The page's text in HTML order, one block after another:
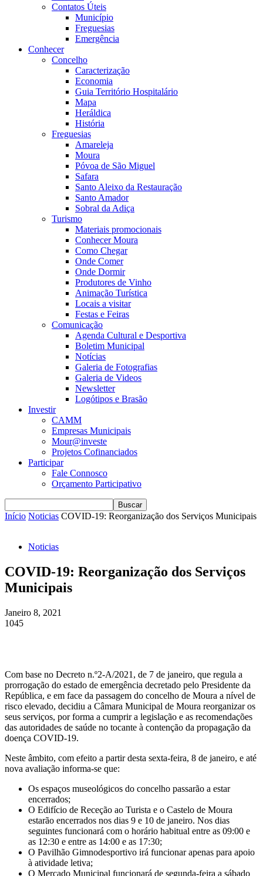
Contatos Úteis
Município
Freguesias
Emergência
Conhecer
Concelho
Caracterização
Economia
Guia Território Hospitalário
Mapa
Heráldica
História
Freguesias
Amareleja
Moura
Póvoa de São Miguel
Safara
Santo Aleixo da Restauração
Santo Amador
Sobral da Adiça
Turismo
Materiais promocionais
Conhecer Moura
Como Chegar
Onde Comer
Onde Dormir
Produtores de Vinho
Animação Turística
Locais a visitar
Festas e Feiras
Comunicação
Agenda Cultural e Desportiva
Boletim Municipal
Notícias
Galeria de Fotografias
Galeria de Videos
Newsletter
Logótipos e Brasão
Investir
CAMM
Empresas Municipais
Mour@investe
Projetos Cofinanciados
Participar
Fale Connosco
Orçamento Participativo
Início Noticias COVID-19: Reorganização dos Serviços Municipais
Noticias
COVID-19: Reorganização dos Serviços
Municipais
Janeiro 8, 2021
1045
Com base no Decreto n.º2-A/2021, de 7 de janeiro, que regula a
prorrogação do estado de emergência decretado pelo Presidente da
República, e em face da passagem do concelho de Moura a nível de
risco elevado, decidiu a Câmara Municipal de Moura reorganizar os
seus serviços, por forma a cumprir a legislação e as recomendações
das autoridades de saúde no tocante à contenção da propagação da
doença COVID-19.
Neste âmbito, com efeito a partir desta sexta-feira, 8 de janeiro, e até
nova avaliação informa-se que:
Os espaços museológicos do concelho passarão a estar
encerrados;
O Edifício de Receção ao Turista e o Castelo de Moura
estarão encerrados nos dias 9 e 10 de janeiro. Nos dias
seguintes funcionará com o horário habitual entre as 09:00 e
as 12:30 e entre as 14:00 e as 17:30;
O Pavilhão Gimnodesportivo irá funcionar apenas para apoio
à atividade letiva;
O Mercado Municipal funcionará de segunda-feira a sábado